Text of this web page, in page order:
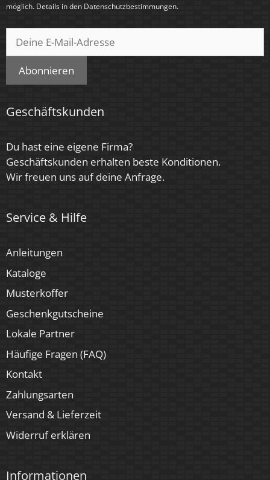
möglich. Details in den Datenschutzbestimmungen.
Abonnieren
Geschäftskunden
Du hast eine eigene Firma?
Geschäftskunden erhalten beste Konditionen.
Wir freuen uns auf deine Anfrage.
Service & Hilfe
Anleitungen
Kataloge
Musterkoffer
Geschenkgutscheine
Lokale Partner
Häufige Fragen (FAQ)
Kontakt
Zahlungsarten
Versand & Lieferzeit
Widerruf erklären
Informationen